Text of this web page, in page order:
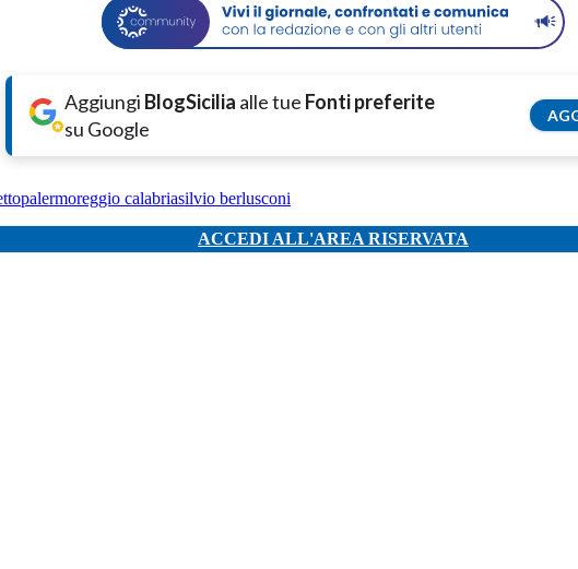
Aggiungi BlogSicilia alle tue Fonti preferite
su Google
palermoreggio calabriasilvio berlusconi
ACCEDI ALL'AREA RISERVATA